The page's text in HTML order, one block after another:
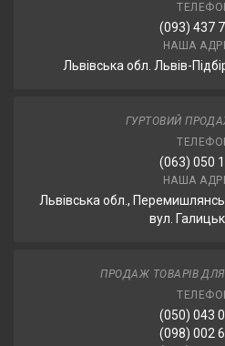
(093) 437
НАША
Львівська обл. Львів-
ГУРТОВИЙ
(063) 050
НАША
Львівська обл.,
вул.
ПРОДАЖ ТОВАРІВ
(050) 043
(098) 002